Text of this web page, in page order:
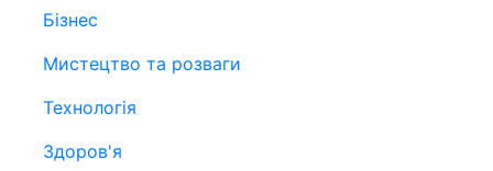
Бізнес
Мистецтво та розваги
Технологія
Здоров'я